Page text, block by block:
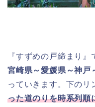
『すずめの戸締まり
宮崎県～愛媛県～神戸
っていきます。下のリ
った道のりを時系列順